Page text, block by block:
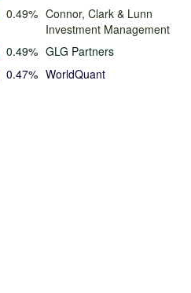
0.49% Connor, Clark & Lunn
Investment Management
0.49% GLG Partners
0.47% WorldQuant